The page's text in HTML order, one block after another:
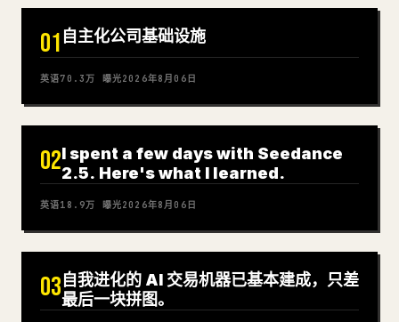
01 自主化公司基础设施
英语70.3万 曝光2026年8月06日
02I spent a few days with Seedance
2.5. Here's what I learned.
英语18.9万 曝光2026年8月06日
03自我进化的 AI 交易机器已基本建成，只差
最后一块拼图。